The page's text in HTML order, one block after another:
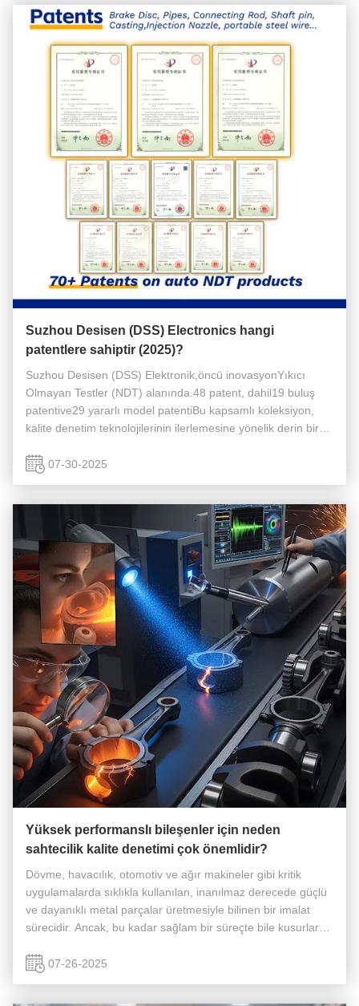
Suzhou Desisen (DSS) Electronics hangi
patentlere sahiptir (2025)?
Suzhou Desisen (DSS) Elektronik,öncü inovasyonYıkıcı
Olmayan Testler (NDT) alanında.48 patent, dahil19 buluş
patentive29 yararlı model patentiBu kapsamlı koleksiyon,
kalite denetim teknolojilerinin ilerlemesine yönelik derin bir
Akım ...07-30-2025
Yüksek performanslı bileşenler için neden
sahtecilik kalite denetimi çok önemlidir?
Dövme, havacılık, otomotiv ve ağır makineler gibi kritik
uygulamalarda sıklıkla kullanılan, inanılmaz derecede güçlü
ve dayanıklı metal parçalar üretmesiyle bilinen bir imalat
sürecidir. Ancak, bu kadar sağlam bir süreçte bile kusurlar
g... 07-26-2025